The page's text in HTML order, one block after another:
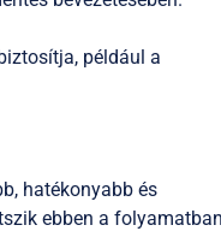
például a
hatékonyabb és
ebben a